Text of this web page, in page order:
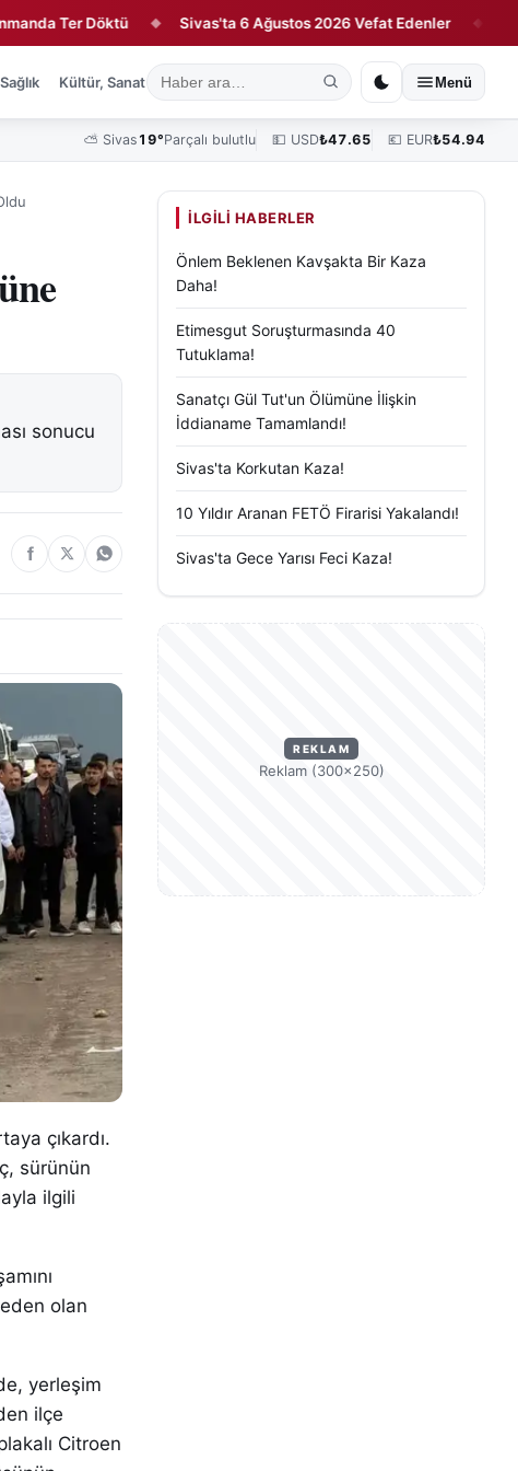
Döktü ◆ Sivas'ta 6 Ağustos 2026 Vefat Edenler ◆ UTOİFY
Sağlık Kültür, Sanat ve Tarih Yaşam Sivas Vefat Edenler Köşe
Menü
⛅ Sivas 19°Parçalı bulutlu 💵 USD₺47.65 💶 EUR₺54.94
sonucu
çıkardı.
sürünün
ilgili
olan
yerleşim
ilçe
Citroen
İLGILI HABERLER
Önlem Beklenen Kavşakta Bir Kaza
Daha!
Etimesgut Soruşturmasında 40
Tutuklama!
Sanatçı Gül Tut'un Ölümüne İlişkin
İddianame Tamamlandı!
Sivas'ta Korkutan Kaza!
10 Yıldır Aranan FETÖ Firarisi Yakalandı!
Sivas'ta Gece Yarısı Feci Kaza!
REKLAM
Reklam (300×250)